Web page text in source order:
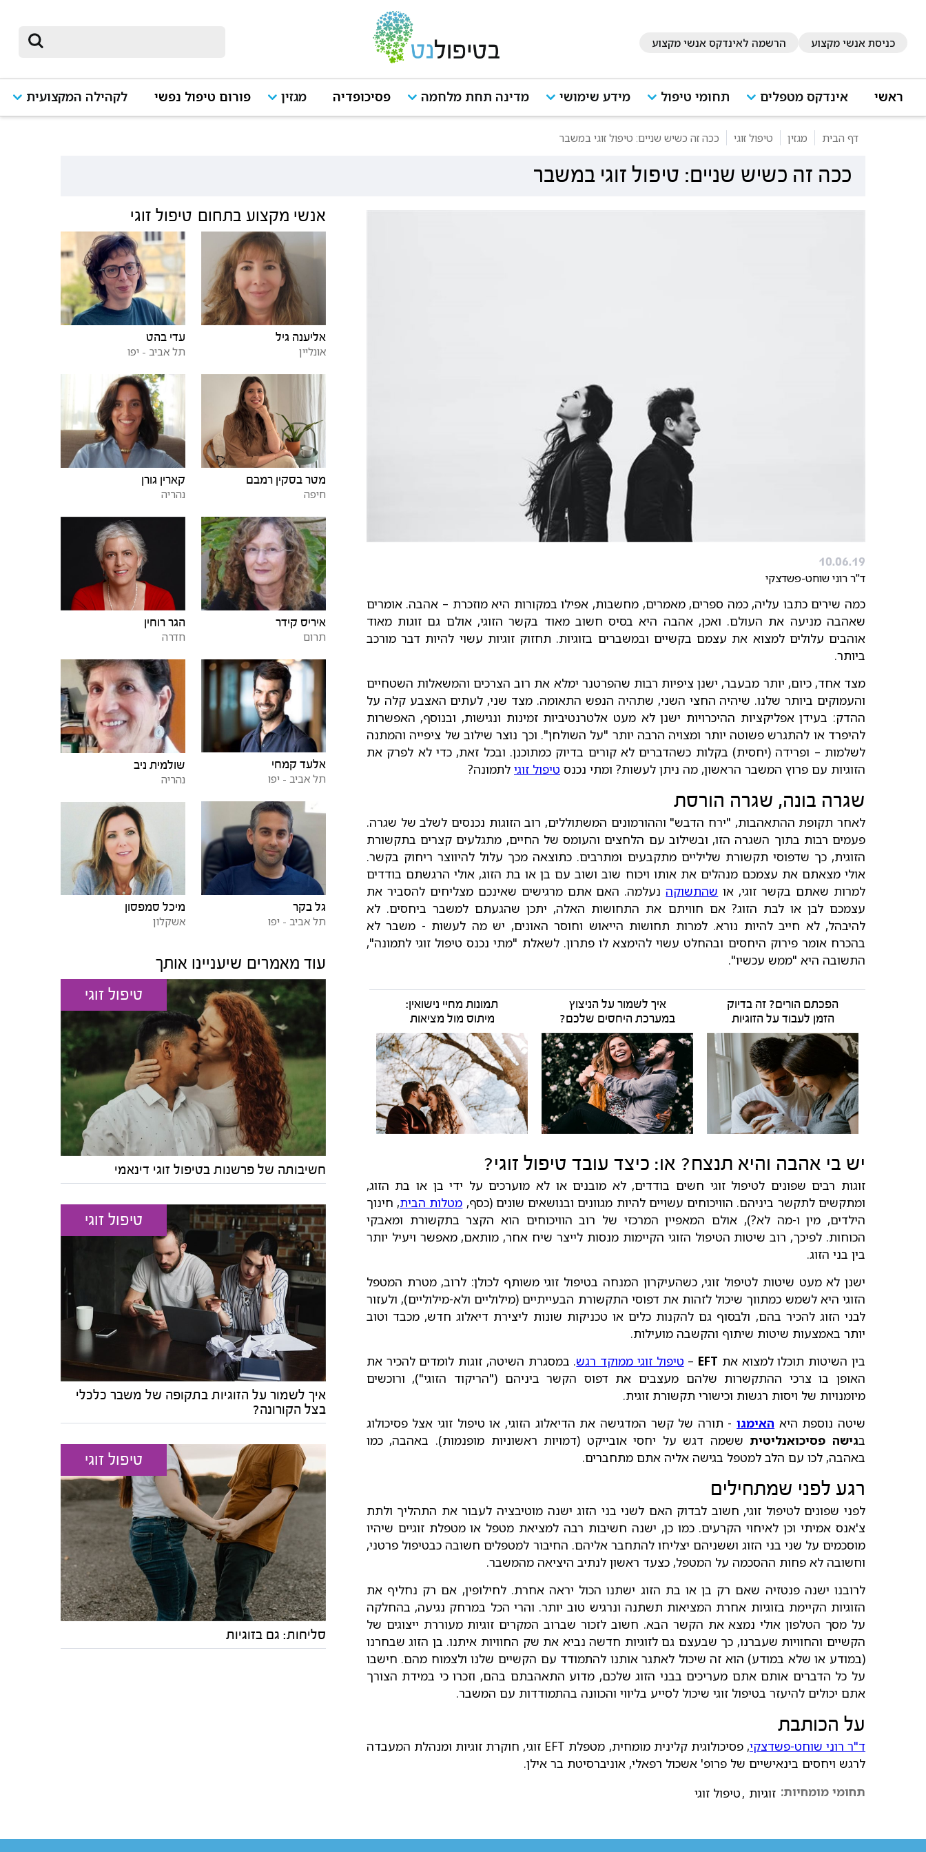
כניסת אנשי מקצוע הרשמה לאינדקס אנשי מקצוע
ראשי אינדקס מטפלים תחומי טיפול מידע שימושי מדינה תחת מלחמה פסיכופדיה מגזין פורום טיפול נפשי לקהילה המקצועית
דף הבית מגזין טיפול זוגי ככה זה כשיש שניים: טיפול זוגי במשבר
ככה זה כשיש שניים: טיפול זוגי במשבר
10.06.19
ד"ר רוני שוחט-פשדצקי
כמה שירים כתבו עליה, כמה ספרים, מאמרים, מחשבות, אפילו במקורות היא מוזכרת – אהבה. אומרים
שאהבה מניעה את העולם. ואכן, אהבה היא בסיס חשוב מאוד בקשר הזוגי, אולם גם זוגות מאוד
אוהבים עלולים למצוא את עצמם בקשיים ובמשברים בזוגיות. תחזוק זוגיות עשוי להיות דבר מורכב
ביותר.
מצד אחד, כיום, יותר מבעבר, ישנן ציפיות רבות שהפרטנר ימלא את רוב הצרכים והמשאלות השטחיים
והעמוקים ביותר שלנו. שיהיה החצי השני, שתהיה הנפש התאומה. מצד שני, לעתים האצבע קלה על
ההדק: בעידן אפליקציות ההיכרויות ישנן לא מעט אלטרנטיביות זמינות ונגישות, ובנוסף, האפשרות
להיפרד או להתגרש פשוטה יותר ומצויה הרבה יותר "על השולחן". וכך נוצר שילוב של ציפייה והמתנה
לשלמות – ופרידה (יחסית) בקלות כשהדברים לא קורים בדיוק כמתוכנן. ובכל זאת, כדי לא לפרק את
הזוגיות עם פרוץ המשבר הראשון, מה ניתן לעשות? ומתי נכנס טיפול זוגי לתמונה?
שגרה בונה, שגרה הורסת
לאחר תקופת ההתאהבות, "ירח הדבש" וההורמונים המשתוללים, רוב הזוגות נכנסים לשלב של שגרה.
פעמים רבות בתוך השגרה הזו, ובשילוב עם הלחצים והעומס של החיים, מתגלעים קצרים בתקשורת
הזוגית, כך שדפוסי תקשורת שליליים מתקבעים ומתרבים. כתוצאה מכך עלול להיווצר ריחוק בקשר.
אולי מצאתם את עצמכם מנהלים את אותו ויכוח שוב ושוב עם בן או בת הזוג, אולי הרגשתם בודדים
למרות שאתם בקשר זוגי, או שהתשוקהנעלמה. האם אתם מרגישים שאינכם מצליחים להסביר את
עצמכם לבן או לבת הזוג? אם חוויתם את התחושות האלה, יתכן שהגעתם למשבר ביחסים. לא
להיבהל, לא חייב להיות נורא. למרות תחושות הייאוש וחוסר האונים, יש מה לעשות - משבר לא
בהכרח אומר פירוק היחסים ובהחלט עשוי להימצא לו פתרון. לשאלת "מתי נכנס טיפול זוגי לתמונה",
התשובה היא "ממש עכשיו".
הפכתם הורים? זה בדיוק
הזמן לעבוד על הזוגיות
איך לשמור על הניצוץ
במערכת היחסים שלכם?
תמונות מחיי נישואין:
מיתוס מול מציאות
יש בי אהבה והיא תנצח? או: כיצד עובד טיפול זוגי?
זוגות רבים שפונים לטיפול זוגי חשים בודדים, לא מובנים או לא מוערכים על ידי בן או בת הזוג,
ומתקשים לתקשר ביניהם. הוויכוחים עשויים להיות מגוונים ובנושאים שונים (כסף, מטלות הבית, חינוך
הילדים, מין ו-מה לא?), אולם המאפיין המרכזי של רוב הוויכוחים הוא הקצר בתקשורת ומאבקי
הכוחות. לפיכך, רוב שיטות הטיפול הזוגי הקיימות מנסות לייצר שיח אחר, מותאם, מאפשר ויעיל יותר
בין בני הזוג.
ישנן לא מעט שיטות לטיפול זוגי, כשהעיקרון המנחה בטיפול זוגי משותף לכולן: לרוב, מטרת המטפל
הזוגי היא לשמש כמתווך שיכול לזהות את דפוסי התקשורת הבעייתיים (מילוליים ולא-מילוליים), ולעזור
לבני הזוג להכיר בהם, ולבסוף גם להקנות כלים או טכניקות שונות ליצירת דיאלוג חדש, מכבד וטוב
יותר באמצעות שיטות שיתוף והקשבה מועילות.
בין השיטות תוכלו למצוא את EFT
– טיפול זוגי ממוקד רגש. במסגרת השיטה, זוגות לומדים להכיר את
האופן בו צרכי ההתקשרות שלהם מעצבים את דפוס הקשר ביניהם ("הריקוד הזוגי"), ורוכשים
מיומנויות של ויסות רגשות וכישורי תקשורת זוגית.
שיטה נוספת היא האימגו- תורה של קשר המדגישה את הדיאלוג הזוגי, או טיפול זוגי אצל פסיכולוג
בגישה פסיכואנליטית ששמה דגש על יחסי אובייקט (דמויות ראשוניות מופנמות). באהבה, כמו
באהבה, לכו עם הלב למטפל בגישה אליה אתם מתחברים.
רגע לפני שמתחילים
לפני שפונים לטיפול זוגי, חשוב לבדוק האם לשני בני הזוג ישנה מוטיבציה לעבור את התהליך ולתת
צ'אנס אמיתי וכן לאיחוי הקרעים. כמו כן, ישנה חשיבות רבה למציאת מטפל או מטפלת זוגיים שיהיו
מוסכמים על שני בני הזוג וששניהם יצליחו להתחבר אליהם. החיבור למטפלים חשובה כבטיפול פרטני,
וחשובה לא פחות ההסכמה על המטפל, כצעד ראשון לנתיב היציאה מהמשבר.
לרובנו ישנה פנטזיה שאם רק בן או בת הזוג ישתנו הכול יראה אחרת. לחילופין, אם רק נחליף את
הזוגיות הקיימת בזוגיות אחרת המציאות תשתנה ונרגיש טוב יותר. והרי הכל במרחק נגיעה, בהחלקה
על מסך הטלפון אולי נמצא את הקשר הבא. חשוב לזכור שברוב המקרים זוגיות מעוררת ייצוגים של
הקשיים והחוויות שעברנו, כך שבעצם גם לזוגיות חדשה נביא את שק החוויות איתנו. בן הזוג שבחרנו
(במודע או שלא במודע) הוא זה שיכול לאתגר אותנו להתמודד עם הקשיים שלנו ולצמוח מהם. חישבו
על כל הדברים אותם אתם מעריכים בבני הזוג שלכם, מדוע התאהבתם בהם, וזכרו כי במידת הצורך
אתם יכולים להיעזר בטיפול זוגי שיכול לסייע בליווי והכוונה בהתמודדות עם המשבר.
על הכותבת
ד"ר רוני שוחט-פשדצקי
, פסיכולוגית קלינית מומחית, מטפלת EFT זוגי, חוקרת זוגיות ומנהלת המעבדה
לרגש ויחסים בינאישיים של פרופ' אשכול רפאלי, אוניברסיטת בר אילן.
תחומי מומחיות: זוגיות ,טיפול זוגי
אנשי מקצוע בתחום טיפול זוגי
אליענה גיל
אונליין
עדי בהט
תל אביב - יפו
מטר בסקין רמבם
חיפה
קארין גורן
נהריה
איריס קידר
תרום
הגר רוחין
חדרה
אלעד קמחי
תל אביב - יפו
שולמית ניב
נהריה
גל בקר
תל אביב - יפו
מיכל סמפסון
אשקלון
עוד מאמרים שיעניינו אותך
טיפול זוגי
חשיבותה של פרשנות בטיפול זוגי דינאמי
טיפול זוגי
איך לשמור על הזוגיות בתקופה של משבר כלכלי
בצל הקורונה?
טיפול זוגי
סליחות: גם בזוגיות